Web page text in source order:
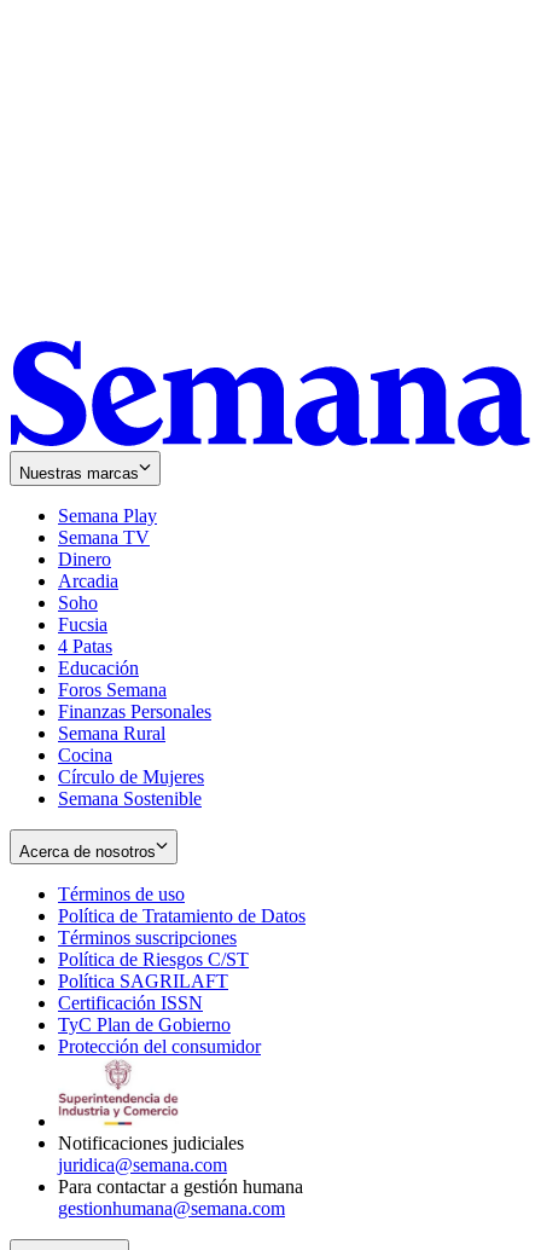
Nuestras marcas
Semana Play
Semana TV
Dinero
Arcadia
Soho
in
new
window
Fucsia
in
new
window
4 Patas
Educación
Foros Semana
Finanzas Personales
Semana Rural
Cocina
Círculo de Mujeres
Semana Sostenible
Acerca de nosotros
Términos de uso
in
new
window
Política de Tratamiento de Datos
Términos suscripciones
in
Política de Riesgos C/ST
Política SAGRILAFT
new
window
Certificación ISSN
in
new
TyC Plan de Gobierno
in
Protección del consumidorOpens
Notificaciones judiciales
juridica@semana.com
Para contactar a gestión humana
gestionhumana@semana.com